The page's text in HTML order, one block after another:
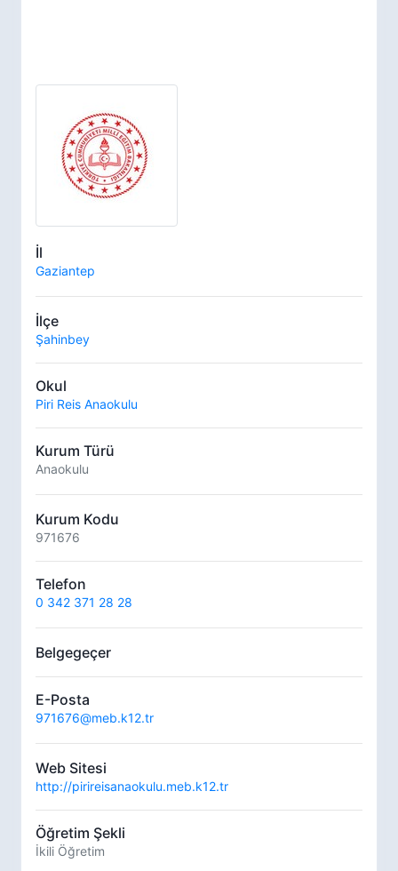
İl
Gaziantep
İlçe
Şahinbey
Okul
Piri Reis Anaokulu
Kurum Türü
Anaokulu
Kurum Kodu
971676
Telefon
0 342 371 28 28
Belgegeçer
E-Posta
971676@meb.k12.tr
Web Sitesi
http://pirireisanaokulu.meb.k12.tr
Öğretim Şekli
İkili Öğretim